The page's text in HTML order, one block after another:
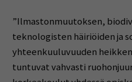
”Ilmastonmuutoksen,
teknologisten häiriöiden ja
yhteenkuuluvuuden
tuntuvat vahvasti